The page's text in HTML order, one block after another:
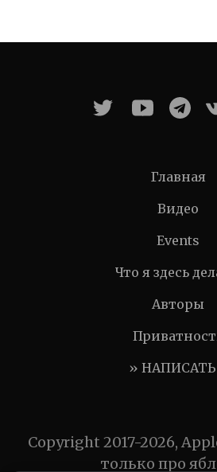
Главная
Видео
Events
Что я здесь
Авторы
» НАПИСАТЬ
Copyright 2017-2026,
только про